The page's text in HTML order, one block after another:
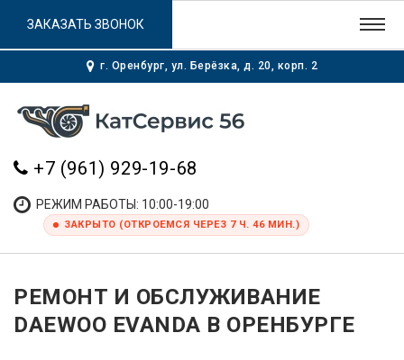
г. Оренбург, ул. Берёзка, д. 20, корп. 2
+7 (961) 929-19-68
РЕЖИМ РАБОТЫ: 10:00-19:00
ЗАКРЫТО (ОТКРОЕМСЯ ЧЕРЕЗ 7 Ч. 46 МИН.)
ЗАКАЗАТЬ ЗВОНОК
РЕМОНТ И ОБСЛУЖИВАНИЕ
DAEWOO EVANDA В ОРЕНБУРГЕ